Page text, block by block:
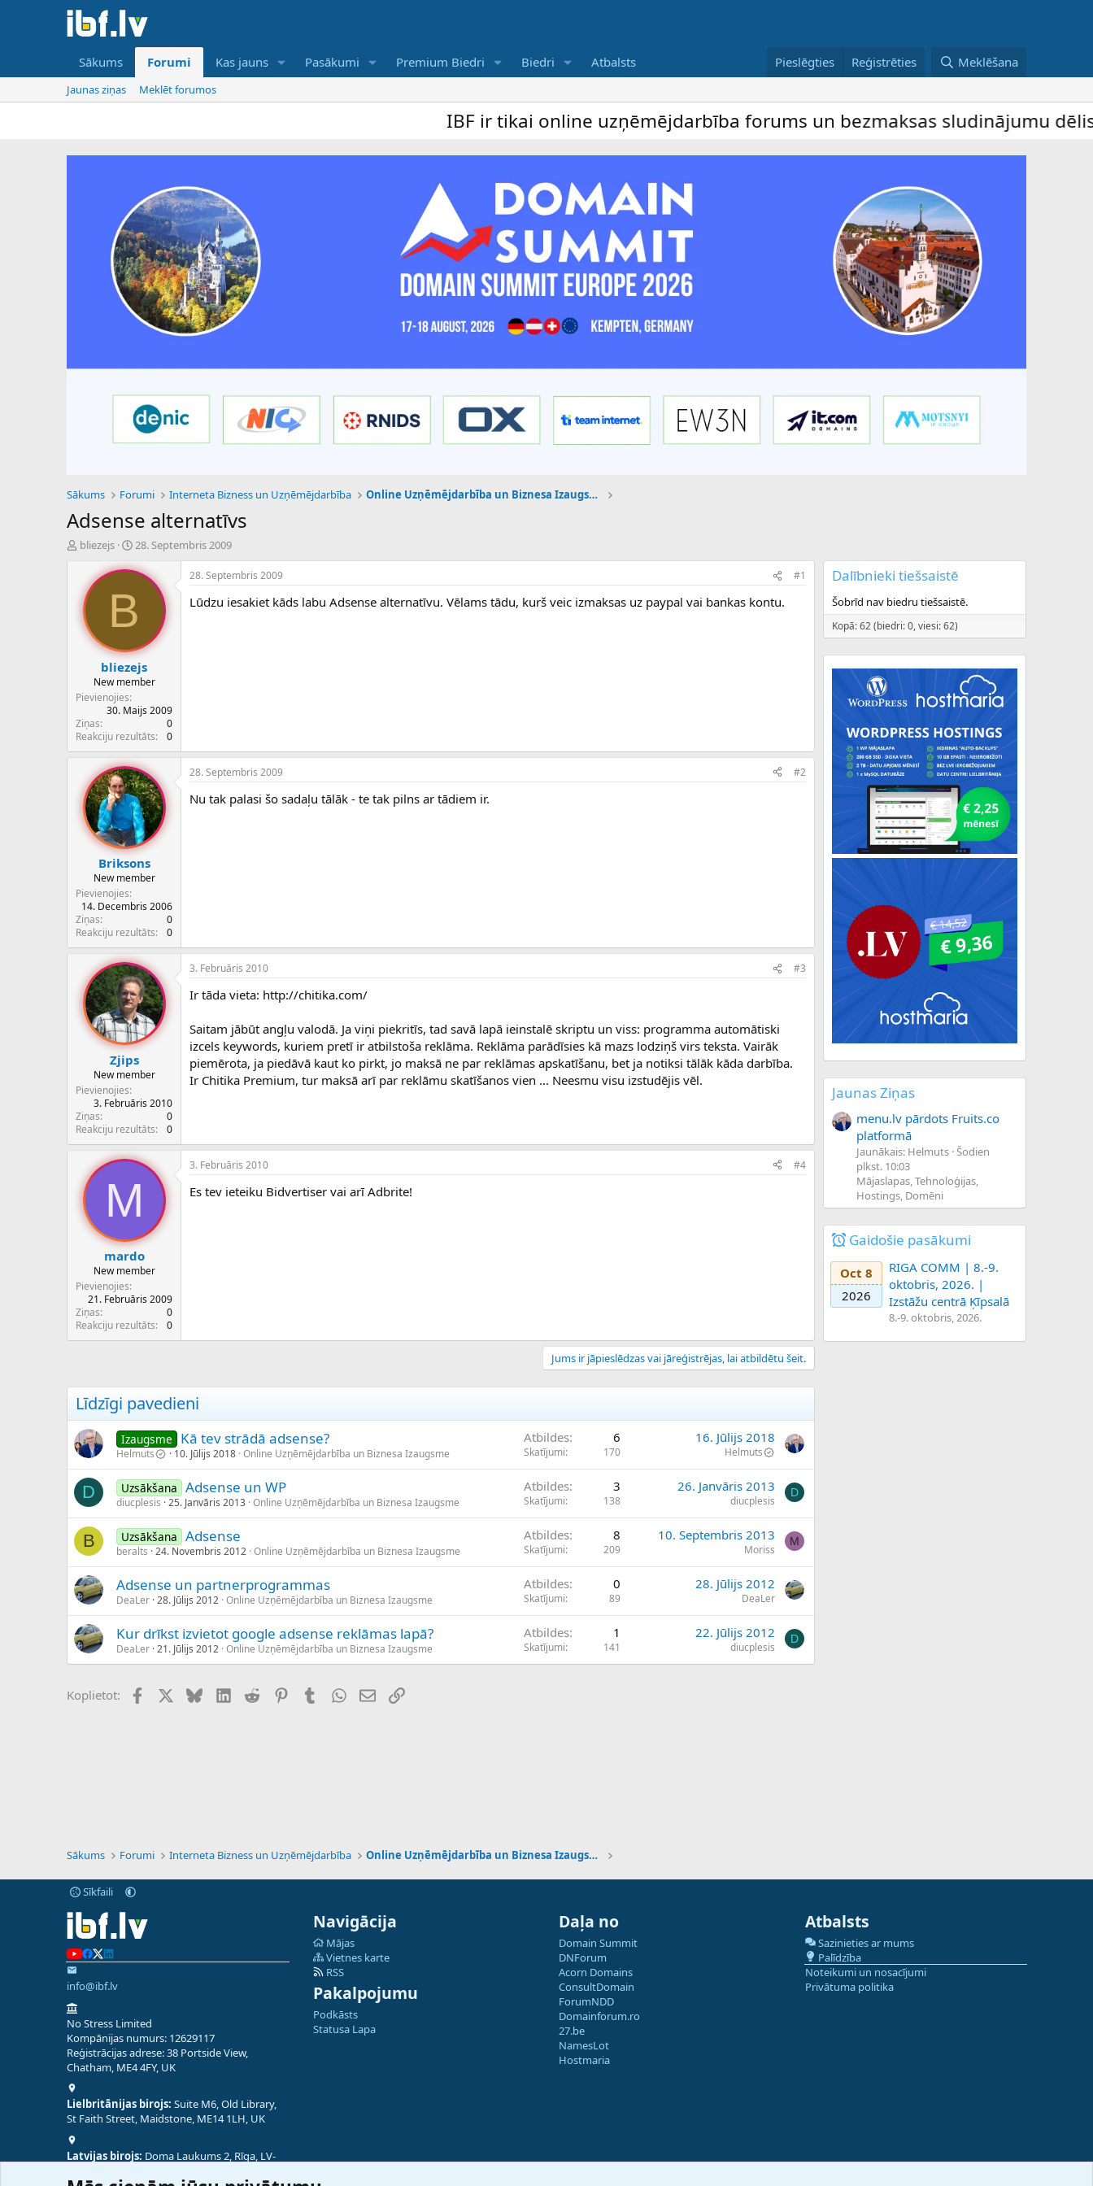
Sākums Forumi Kas jauns Pasākumi Premium Biedri Biedri Atbalsts Pieslēgties Reģistrēties Meklēšana
Jaunas ziņas Meklēt forumos
IBF ir tikai online uzņēmējdarbība forums un bezmaksas sludinājumu dēlis –
Sākums Forumi Interneta Bizness un Uzņēmējdarbība Online Uzņēmējdarbība un Biznesa Izaugsme
Adsense alternatīvs
P
e
d
e
z
s
ā
c
ē
bliezejs
S
k
m
a
a
u
m
s
28. Septembris 2009
B
bliezejs
New member
Pievienojies
30. Maijs 2009
Ziņas
0
Reakciju rezultāts
0
28. Septembris 2009 #1
Lūdzu iesakiet kāds labu Adsense alternatīvu. Vēlams tādu, kurš veic izmaksas uz paypal vai bankas kontu.
Briksons
New member
Pievienojies
14. Decembris 2006
Ziņas
0
Reakciju rezultāts
0
28. Septembris 2009 #2
Nu tak palasi šo sadaļu tālāk - te tak pilns ar tādiem ir.
Zjips
New member
Pievienojies
3. Februāris 2010
Ziņas
0
Reakciju rezultāts
0
3. Februāris 2010 #3
Ir tāda vieta: http://chitika.com/
Saitam jābūt angļu valodā. Ja viņi piekritīs, tad savā lapā ieinstalē skriptu un viss: programma automātiski
izcels keywords, kuriem pretī ir atbilstoša reklāma. Reklāma parādīsies kā mazs lodziņš virs teksta. Vairāk
piemērota, ja piedāvā kaut ko pirkt, jo maksā ne par reklāmas apskatīšanu, bet ja notiksi tālāk kāda darbība.
Ir Chitika Premium, tur maksā arī par reklāmu skatīšanos vien ... Neesmu visu izstudējis vēl.
M
mardo
New member
Pievienojies
21. Februāris 2009
Ziņas
0
Reakciju rezultāts
0
3. Februāris 2010 #4
Es tev ieteiku Bidvertiser vai arī Adbrite!
Jums ir jāpieslēdzas vai jāreģistrējas, lai atbildētu šeit.
Līdzīgi pavedieni
Izaugsme Kā tev strādā adsense?
Helmuts 10. Jūlijs 2018 Online Uzņēmējdarbība un Biznesa Izaugsme
Atbildes 6
Skatījumi 170
16. Jūlijs 2018
Helmuts
D Uzsākšana Adsense un WP
diucplesis 25. Janvāris 2013 Online Uzņēmējdarbība un Biznesa Izaugsme
Atbildes 3
Skatījumi 138
26. Janvāris 2013
diucplesis
D
B Uzsākšana Adsense
beralts 24. Novembris 2012 Online Uzņēmējdarbība un Biznesa Izaugsme
Atbildes 8
Skatījumi 209
10. Septembris 2013
Moriss
M
Adsense un partnerprogrammas
DeaLer 28. Jūlijs 2012 Online Uzņēmējdarbība un Biznesa Izaugsme
Atbildes 0
Skatījumi 89
28. Jūlijs 2012
DeaLer
Kur drīkst izvietot google adsense reklāmas lapā?
DeaLer 21. Jūlijs 2012 Online Uzņēmējdarbība un Biznesa Izaugsme
Atbildes 1
Skatījumi 141
22. Jūlijs 2012
diucplesis
D
Koplietot: FacebookX (Twitter)
BlueskyLinkedIn
Reddit PinterestTumblrWhatsApp
E-pastsSaiti
Dalībnieki tiešsaistē
Šobrīd nav biedru tiešsaistē.
Kopā: 62 (biedri: 0, viesi: 62)
Jaunas Ziņas
menu.lv pārdots Fruits.co
platformā
Jaunākais: Helmuts Šodien
plkst. 10:03
Mājaslapas, Tehnoloģijas,
Hostings, Domēni
Gaidošie pasākumi
Oct 8
2026
RIGA COMM | 8.-9.
oktobris, 2026. |
Izstāžu centrā Ķīpsalā
8.-9. oktobris, 2026.
Sākums Forumi Interneta Bizness un Uzņēmējdarbība Online Uzņēmējdarbība un Biznesa Izaugsme
Sīkfaili
info@ibf.lv
No Stress Limited
Kompānijas numurs: 12629117
Reģistrācijas adrese: 38 Portside View,
Chatham, ME4 4FY, UK
Lielbritānijas birojs: Suite M6, Old Library,
St Faith Street, Maidstone, ME14 1LH, UK
Latvijas birojs: Doma Laukums 2, Rīga, LV-
Navigācija
Mājas
Vietnes karte
RSS
Pakalpojumu
Podkāsts
Statusa Lapa
Daļa no
Domain Summit
DNForum
Acorn Domains
ConsultDomain
ForumNDD
Domainforum.ro
27.be
NamesLot
Hostmaria
Atbalsts
Sazinieties ar mums
Palīdzība
Noteikumi un nosacījumi
Privātuma politika